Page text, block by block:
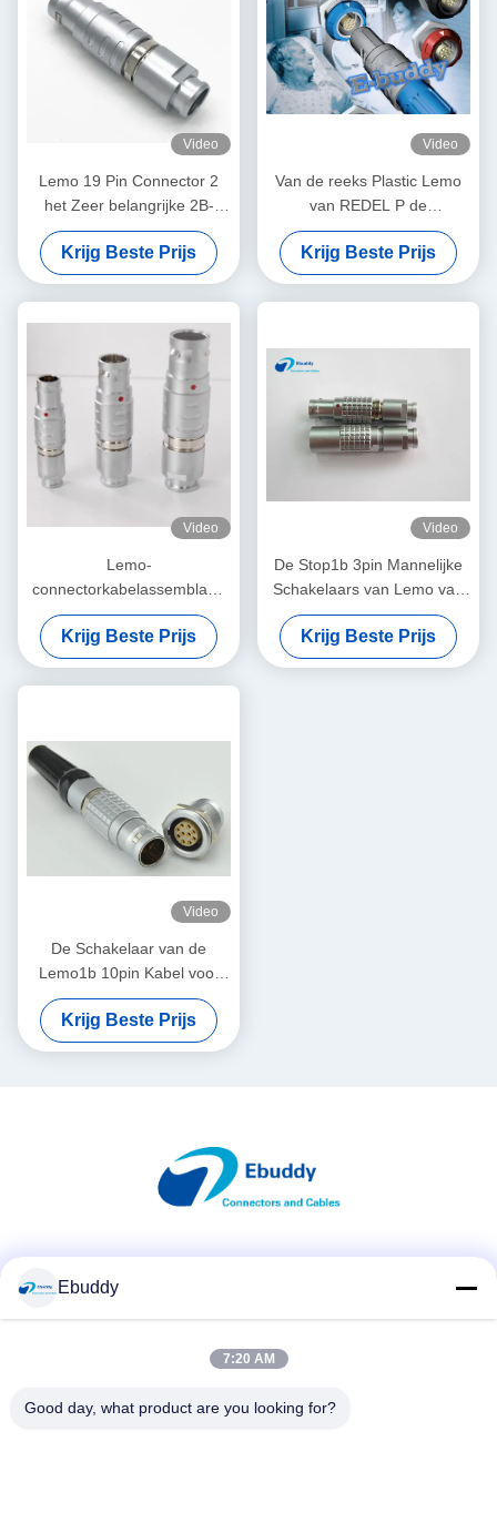
Video
Lemo 19 Pin Connector 2
het Zeer belangrijke 2B-
Model van de Grootte
Mannelijke Stop FGC.2B.319
Krijg Beste Prijs
Video
Van de reeks Plastic Lemo
van REDEL P de
Kabelschakelaar voor de
Medische schakelaar van de
de industrieendoscoop
Krijg Beste Prijs
Video
Lemo-
connectorkabelassemblage
FGG 0B 1B 2B 3B 4B enkel-
of tweeledig
Krijg Beste Prijs
Video
De Stop1b 3pin Mannelijke
Schakelaars van Lemo van
de kabelschakelaar
Alternatieve Balans Cirkel
Mannelijke
Krijg Beste Prijs
Video
De Schakelaar van de
Lemo1b 10pin Kabel voor
GeoMax-Zenit 15/25 GNSS-
Ontvanger FGG.1B.310
Krijg Beste Prijs
Snel contact
Telefoon
Ebuddy
7:20 AM
Good day, what product are you looking for?